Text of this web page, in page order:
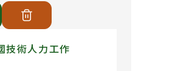
技術人力工作